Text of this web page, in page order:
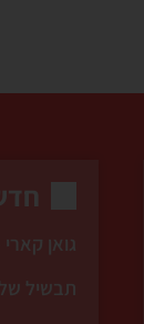
גואן
תבשיל